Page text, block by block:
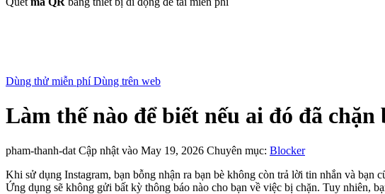
Dùng thử miễn phíDùng trên web
Làm thế nào để biết nếu ai đó đã
pham-thanh-dat Cập nhật vào May 19, 2026 Chuyên mục: Blocker
Khi sử dụng Instagram, bạn bỗng nhận ra bạn bè không còn trả lời tin nhắn và bạn
Ứng dụng sẽ không gửi bất kỳ thông báo nào cho bạn về việc bị chặn. Tuy nhiên,